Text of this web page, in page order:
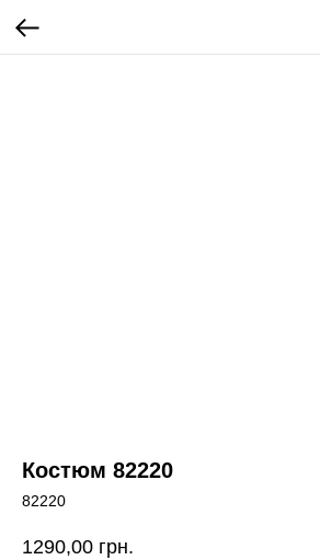
Костюм 82220
82220
1290,00 грн.